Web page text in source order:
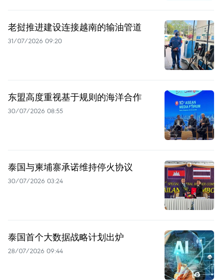
老挝推进建设连接越南的输油管道
31/07/2026 09:20
东盟高度重视基于规则的海洋合作
30/07/2026 08:55
泰国与柬埔寨承诺维持停火协议
30/07/2026 03:24
泰国首个大数据战略计划出炉
28/07/2026 09:44